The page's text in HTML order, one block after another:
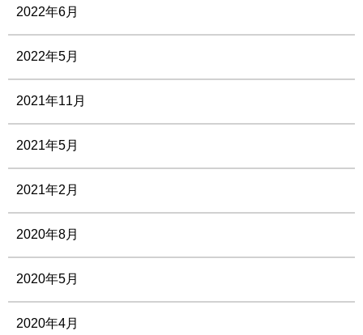
2022年6月
2022年5月
2021年11月
2021年5月
2021年2月
2020年8月
2020年5月
2020年4月